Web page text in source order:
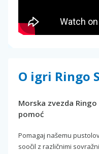
O igri Ringo
Morska zvezda
pomoć
Pomagaj našemu
soočil z različnimi